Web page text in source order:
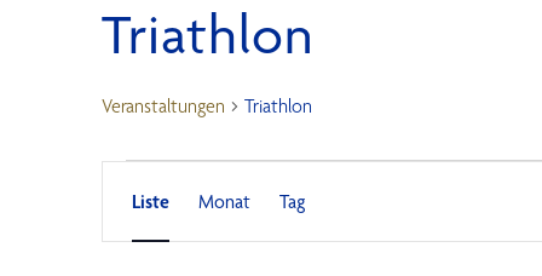
Triathlon
Veranstaltungen Triathlon
Ansichten-
Navigation
Liste Monat Tag